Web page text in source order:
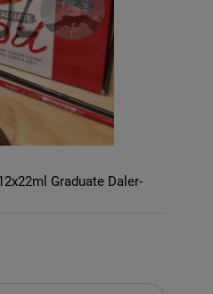
Graduate Daler-